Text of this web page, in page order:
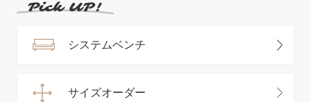
システムベンチ
サイズオーダー